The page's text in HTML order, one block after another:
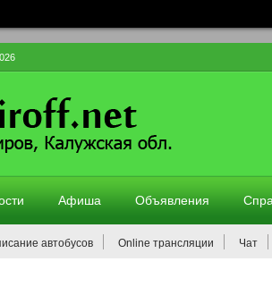
Афиша Объявления
автобусов Online трансляции Чат